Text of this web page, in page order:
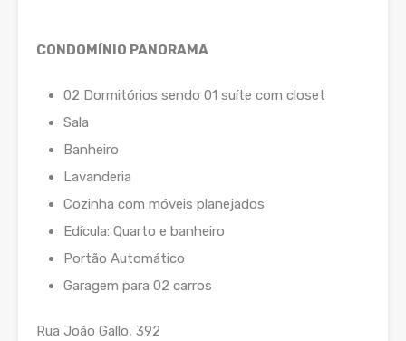
CONDOMÍNIO PANORAMA
02 Dormitórios sendo 01 suíte com closet
Sala
Banheiro
Lavanderia
Cozinha com móveis planejados
Edícula: Quarto e banheiro
Portão Automático
Garagem para 02 carros
Rua João Gallo, 392